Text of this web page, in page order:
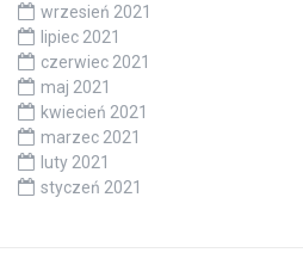
wrzesień 2021
lipiec 2021
czerwiec 2021
maj 2021
kwiecień 2021
marzec 2021
luty 2021
styczeń 2021